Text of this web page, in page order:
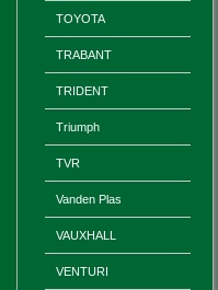
TOYOTA
TRABANT
TRIDENT
Triumph
TVR
Vanden Plas
VAUXHALL
VENTURI